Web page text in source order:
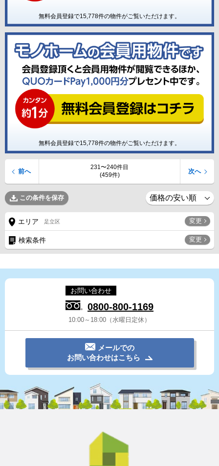
無料会員登録で15,778件の物件がご覧いただけます。
無料会員登録で15,778件の物件がご覧いただけます。
231〜240件目
(459件)
前へ 次へ
この条件を保存
エリア 足立区 変更
検索条件 変更
お問い合わせ
0800-800-1169
10:00～18:00（水曜日定休）
メールでの
お問い合わせはこちら